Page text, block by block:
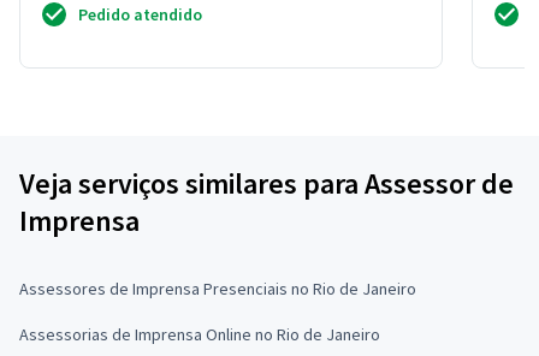
Pedido atendido
Veja serviços similares para Assessor de
Imprensa
Assessores de Imprensa Presenciais no Rio de Janeiro
Assessorias de Imprensa Online no Rio de Janeiro